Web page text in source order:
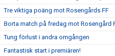
Tre viktiga poäng mot Rosengårds FF
Borta match på fredag mot Rosengård
Tung förlust i andra omgången
Fantastisk start i premiären!